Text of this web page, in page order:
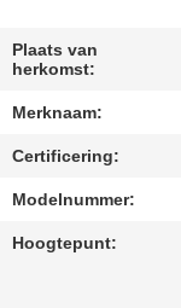
EEN
CITAAT
Plaats van
herkomst:
Merknaam:
Certificering:
Modelnummer:
Hoogtepunt: